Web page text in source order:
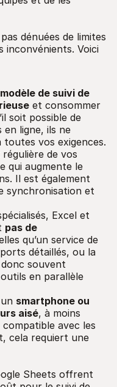
dénuées de limites
Voici
de suivi de
et consommer
soit possible de
ligne, ils ne
vos exigences.
de vos
qui augmente le
Il est également
synchronisation et
Excel et
pas de
qu’un service de
détaillés, ou la
souvent
outils en parallèle
smartphone ou
aisé, à moins
avec les
cela requiert une
Sheets offrent